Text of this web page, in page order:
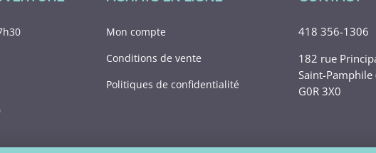
Mon compte
Conditions de vente
Politiques de confidentialité
418 356-1306
182 rue
Saint-Pamphile
G0R 3X0